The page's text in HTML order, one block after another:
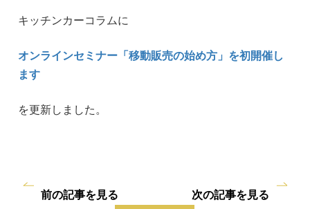
キッチンカーコラムに
オンラインセミナー「移動販売の始め方」を初開催し
ます
を更新しました。
前の記事を見る 次の記事を見る